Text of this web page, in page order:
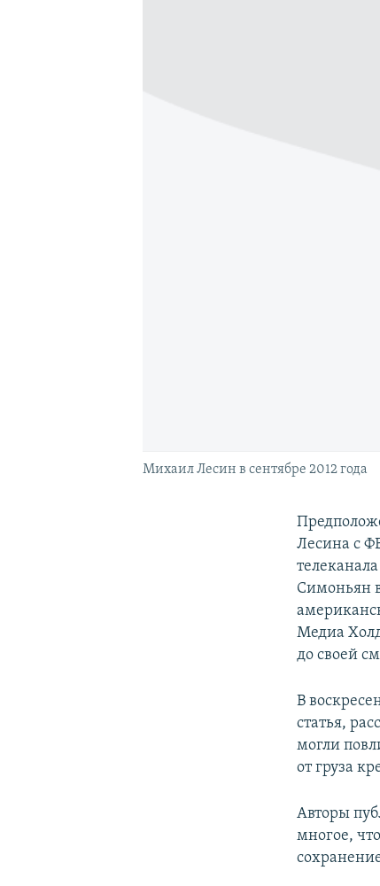
Михаил Лесин в сентябре 2012 года
Лесина с
Симоньян
Медиа
до своей
В
статья,
могли
от груза
Авторы
многое,